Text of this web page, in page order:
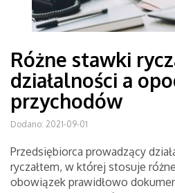
Różne stawki
działalności a
przychodów
Dodano: 2021-09-01
Przedsiębiorca prowadzący
ryczałtem, w której stosuje
obowiązek prawidłowo